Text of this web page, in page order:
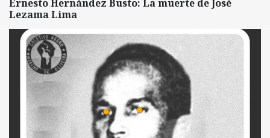
Ernesto Hernández Busto: La muerte de José
Lezama Lima